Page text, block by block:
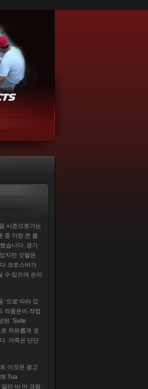
시즌으로가는
중 가장 큰 클
습니다. 경기
지만 깃발은
크로스바가
수 있으며 손이
‘으로 따라 갔
작품은이 작업
된 ‘Suite
자유롭게 코
. 가죽은 단단
이것은 광고
Tua
라 바 마 크림